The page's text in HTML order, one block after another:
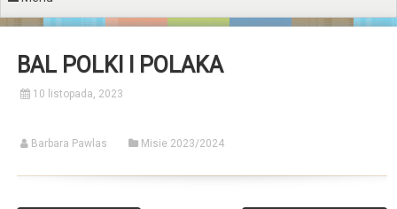
BAL POLKI I POLAKA
10 listopada, 2023
Barbara Pawlas Misie 2023/2024